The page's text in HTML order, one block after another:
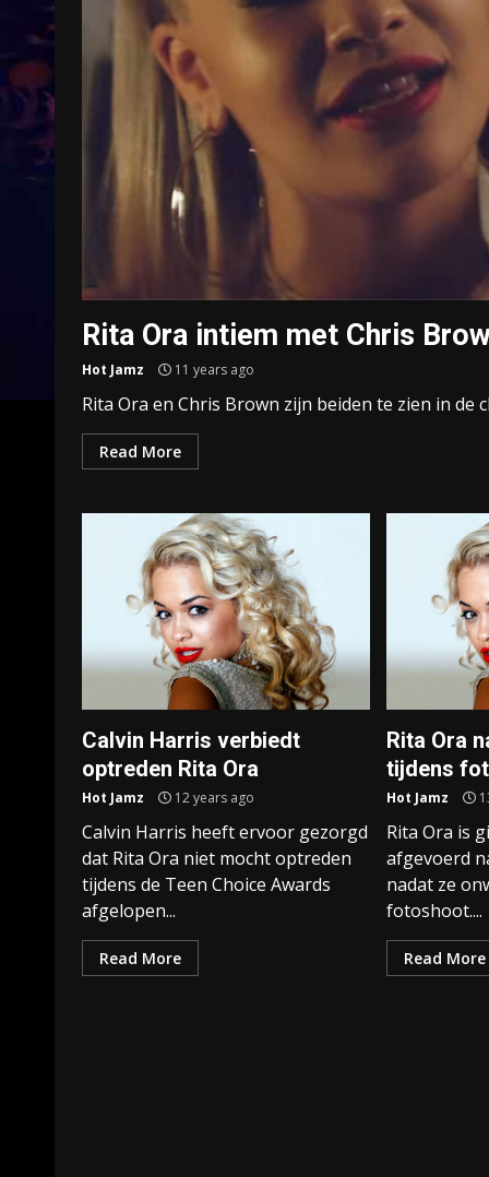
Rita Ora intiem met Chris
Hot Jamz 11 years ago
Rita Ora en Chris Brown zijn beiden te zien in de
Read More
Calvin Harris verbiedt
optreden Rita Ora
Hot Jamz 12 years ago
Calvin Harris heeft ervoor gezorgd
dat Rita Ora niet mocht optreden
tijdens de Teen Choice Awards
afgelopen...
Read More
Rita Ora
tijdens
Hot Jamz
Rita Ora is
afgevoerd
nadat ze
fotoshoot....
Read More